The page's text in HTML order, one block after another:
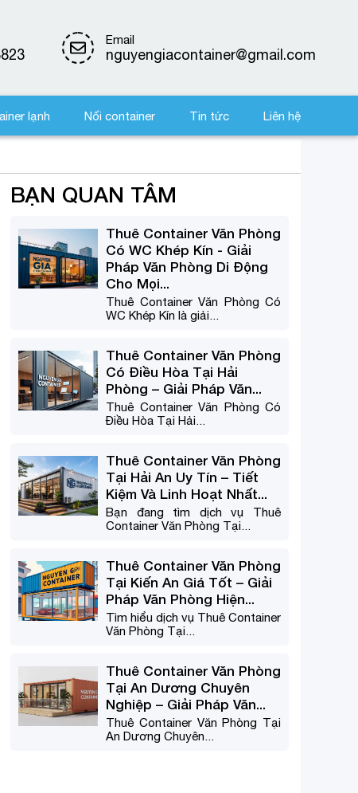
Email
nguyengiacontainer@gmail.com
lạnh Nối container Tin tức Liên hệ
BẠN QUAN TÂM
Thuê Container Văn Phòng
Có WC Khép Kín - Giải
Pháp Văn Phòng Di Động
Cho Mọi...
Thuê Container Văn Phòng Có
WC Khép Kín là giải...
Thuê Container Văn Phòng
Có Điều Hòa Tại Hải
Phòng – Giải Pháp Văn...
Thuê Container Văn Phòng Có
Điều Hòa Tại Hải...
Thuê Container Văn Phòng
Tại Hải An Uy Tín – Tiết
Kiệm Và Linh Hoạt Nhất...
Bạn đang tìm dịch vụ Thuê
Container Văn Phòng Tại...
Thuê Container Văn Phòng
Tại Kiến An Giá Tốt – Giải
Pháp Văn Phòng Hiện...
Tìm hiểu dịch vụ Thuê Container
Văn Phòng Tại...
Thuê Container Văn Phòng
Tại An Dương Chuyên
Nghiệp – Giải Pháp Văn...
Thuê Container Văn Phòng Tại
An Dương Chuyên...